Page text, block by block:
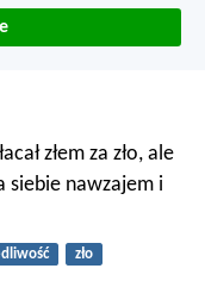
złem za zło, ale
siebie nawzajem i
zło